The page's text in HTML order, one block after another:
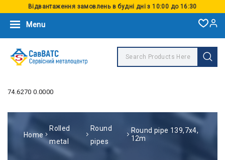
Відвантаження замовлень в будні дні з 10:00 до 16:30
Menu
74.6270 0.0000
Home
Rolled
metal
Round
pipes
Round pipe 139,7х4,
12m